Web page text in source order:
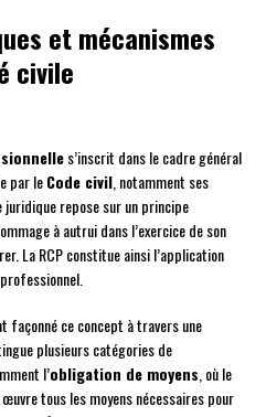
et mécanismes
civile
s’inscrit dans le cadre général
par leCode civil, notamment ses
repose sur un principe
à autrui dans l’exercice de son
La RCP constitue ainsi l’application
façonné ce concept à travers une
plusieurs catégories de
l’obligation de moyens, où le
tous les moyens nécessaires pour